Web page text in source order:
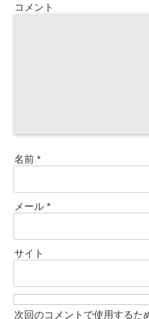
コメント
名前 *
メール *
サイト
次回のコメントで使用するた